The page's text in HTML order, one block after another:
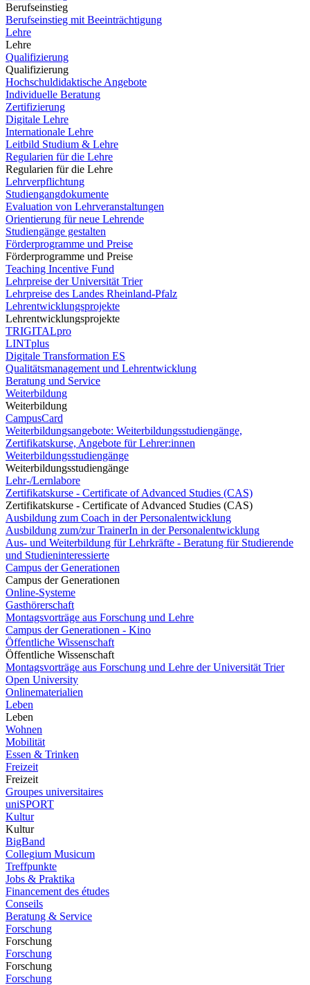
Berufseinstieg
Berufseinstieg mit Beeinträchtigung
Lehre
Lehre
Qualifizierung
Qualifizierung
Hochschuldidaktische Angebote
Individuelle Beratung
Zertifizierung
Digitale Lehre
Internationale Lehre
Leitbild Studium & Lehre
Regularien für die Lehre
Regularien für die Lehre
Lehrverpflichtung
Studiengangdokumente
Evaluation von Lehrveranstaltungen
Orientierung für neue Lehrende
Studiengänge gestalten
Förderprogramme und Preise
Förderprogramme und Preise
Teaching Incentive Fund
Lehrpreise der Universität Trier
Lehrpreise des Landes Rheinland-Pfalz
Lehrentwicklungsprojekte
Lehrentwicklungsprojekte
TRIGITALpro
LINTplus
Digitale Transformation ES
Qualitätsmanagement und Lehrentwicklung
Beratung und Service
Weiterbildung
Weiterbildung
CampusCard
Weiterbildungsangebote: Weiterbildungsstudiengänge,
Zertifikatskurse, Angebote für Lehrer:innen
Weiterbildungsstudiengänge
Weiterbildungsstudiengänge
Lehr-/Lernlabore
Zertifikatskurse - Certificate of Advanced Studies (CAS)
Zertifikatskurse - Certificate of Advanced Studies (CAS)
Ausbildung zum Coach in der Personalentwicklung
Ausbildung zum/zur TrainerIn in der Personalentwicklung
Aus- und Weiterbildung für Lehrkräfte - Beratung für Studierende
und Studieninteressierte
Campus der Generationen
Campus der Generationen
Online-Systeme
Gasthörerschaft
Montagsvorträge aus Forschung und Lehre
Campus der Generationen - Kino
Öffentliche Wissenschaft
Öffentliche Wissenschaft
Montagsvorträge aus Forschung und Lehre der Universität Trier
Open University
Onlinematerialien
Leben
Leben
Wohnen
Mobilität
Essen & Trinken
Freizeit
Freizeit
Groupes universitaires
uniSPORT
Kultur
Kultur
BigBand
Collegium Musicum
Treffpunkte
Jobs & Praktika
Financement des études
Conseils
Beratung & Service
Forschung
Forschung
Forschung
Forschung
Forschung